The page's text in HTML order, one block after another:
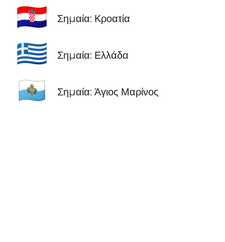
🇭🇷 Σημαία: Κροατία
🇬🇷 Σημαία: Ελλάδα
🇸🇲 Σημαία: Άγιος Μαρίνος